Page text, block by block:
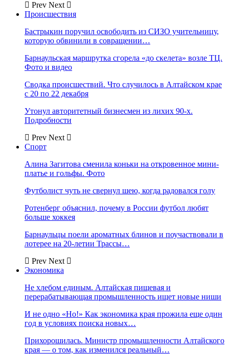
Prev Next
Происшествия
Бастрыкин поручил освободить из СИЗО учительницу,
которую обвинили в совращении…
Барнаульская маршрутка сгорела «до скелета» возле ТЦ.
Фото и видео
Сводка происшествий. Что случилось в Алтайском крае
с 20 по 22 декабря
Утонул авторитетный бизнесмен из лихих 90-х.
Подробности
Prev Next
Спорт
Алина Загитова сменила коньки на откровенное мини-
платье и гольфы. Фото
Футболист чуть не свернул шею, когда радовался голу
Ротенберг объяснил, почему в России футбол любят
больше хоккея
Барнаульцы поели ароматных блинов и поучаствовали в
лотерее на 20-летии Трассы…
Prev Next
Экономика
Не хлебом единым. Алтайская пищевая и
перерабатывающая промышленность ищет новые ниши
И не одно «Но!» Как экономика края прожила еще один
год в условиях поиска новых…
Прихорошилась. Министр промышленности Алтайского
края — о том, как изменился реальный…